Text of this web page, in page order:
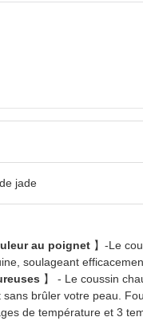
jade
au poignet 】-Le
soulageant
】 - Le coussin
brûler votre peau.
de température et 3